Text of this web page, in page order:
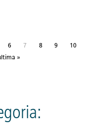
6 7 8 9
10
»